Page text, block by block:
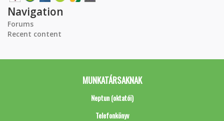
Navigation
Forums
Recent content
MUNKATÁRSAKNAK
Neptun (oktatói)
Telefonkönyv